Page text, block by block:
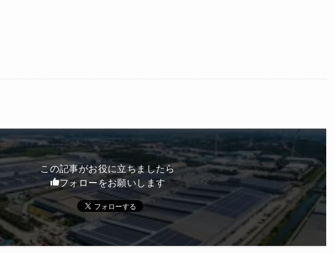
この記事がお役に立ちましたら
フォローをお願いします